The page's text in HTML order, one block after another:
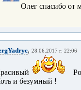
Олег спасибо от
, 28.06.2017 г. 22:06
и безумный !